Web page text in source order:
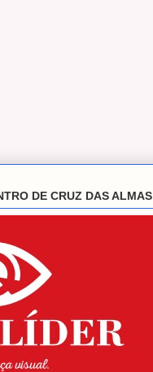
DE CRUZ DAS ALMAS